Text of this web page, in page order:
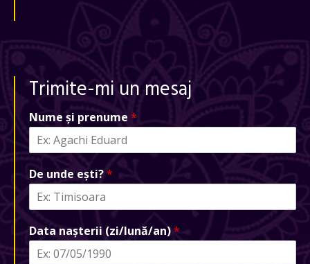
Trimite-mi un mesaj
Nume și prenume *
De unde ești?*
Data nașterii (zi/lună/an)*